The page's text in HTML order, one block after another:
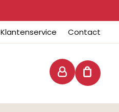
Klantenservice Contact